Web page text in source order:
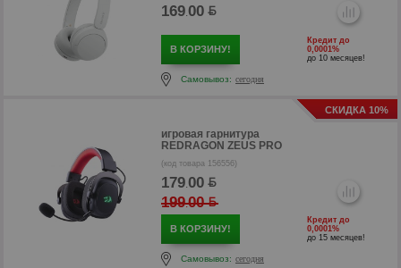
169.00
В КОРЗИНУ!
Кредит до
0,0001%
до 10 месяцев!
Самовывоз: сегодня
СКИДКА 10%
игровая гарнитура
REDRAGON ZEUS PRO
(код товара 156556)
179.00
199.00
В КОРЗИНУ!
Кредит до
0,0001%
до 15 месяцев!
Самовывоз: сегодня